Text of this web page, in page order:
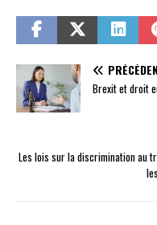
Brexit et droit
Les lois sur la discrimination au